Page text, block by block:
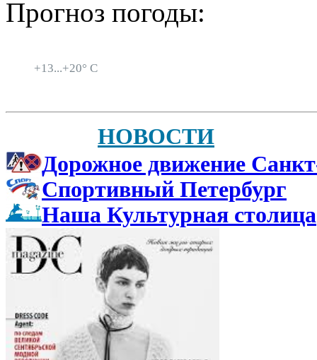
Прогноз погоды:
+13...+20° C
НОВОСТИ
Дорожное движение
Спортивный Петербург
Наша Культурная столица